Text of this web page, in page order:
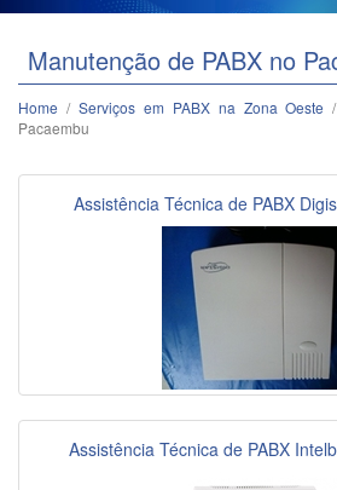
Manutenção de PABX no
Home / Serviços em PABX na Zona Oeste
Pacaembu
Assistência Técnica de PABX
Assistência Técnica de PABX